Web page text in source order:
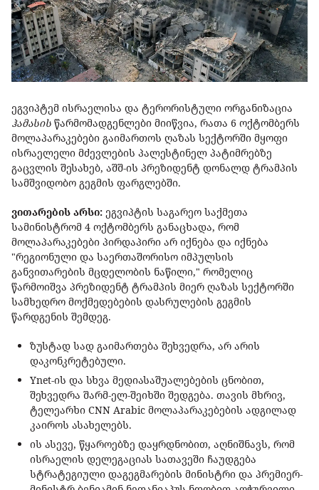
ეგვიპტემ ისრაელისა და ტერორისტული ორგანიზაცია
ჰამასის წარმომადგენლები მიიწვია, რათა 6 ოქტომბერს
მოლაპარაკებები გაიმართოს ღაზას სექტორში მყოფი
ისრაელელი მძევლების პალესტინელ პატიმრებზე
გაცვლის შესახებ, აშშ-ის პრეზიდენტ დონალდ ტრამპის
სამშვიდობო გეგმის ფარგლებში.
ვითარების არსი: ეგვიპტის საგარეო საქმეთა
სამინისტრომ 4 ოქტომბერს განაცხადა, რომ
მოლაპარაკებები პირდაპირი არ იქნება და იქნება
"რეგიონული და საერთაშორისო იმპულსის
განვითარების მცდელობის ნაწილი," რომელიც
წარმოიშვა პრეზიდენტ ტრამპის მიერ ღაზას სექტორში
სამხედრო მოქმედებების დასრულების გეგმის
წარდგენის შემდეგ.
ზუსტად სად გაიმართება შეხვედრა, არ არის
დაკონკრეტებული.
Ynet-ის და სხვა მედიასაშუალებების ცნობით,
შეხვედრა შარმ-ელ-შეიხში შედგება. თავის მხრივ,
ტელეარხი CNN Arabic მოლაპარაკებების ადგილად
კაიროს ასახელებს.
ის ასევე, წყაროებზე დაყრდნობით, აღნიშნავს, რომ
ისრაელის დელეგაციას სათავეში ჩაუდგება
სტრატეგიული დაგეგმარების მინისტრი და პრემიერ-